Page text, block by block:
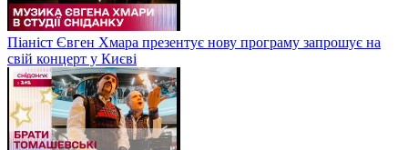
Піаніст Євген Хмара презентує нову програму запрошує на
свій концерт у Києві